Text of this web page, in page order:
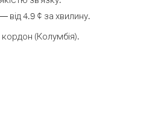
4.9 ¢ за хвилину.
(Колумбія).